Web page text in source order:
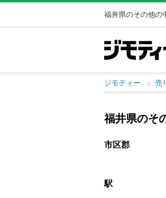
福井県のその他の
ジモティー 売
福井県のそ
市区郡
駅